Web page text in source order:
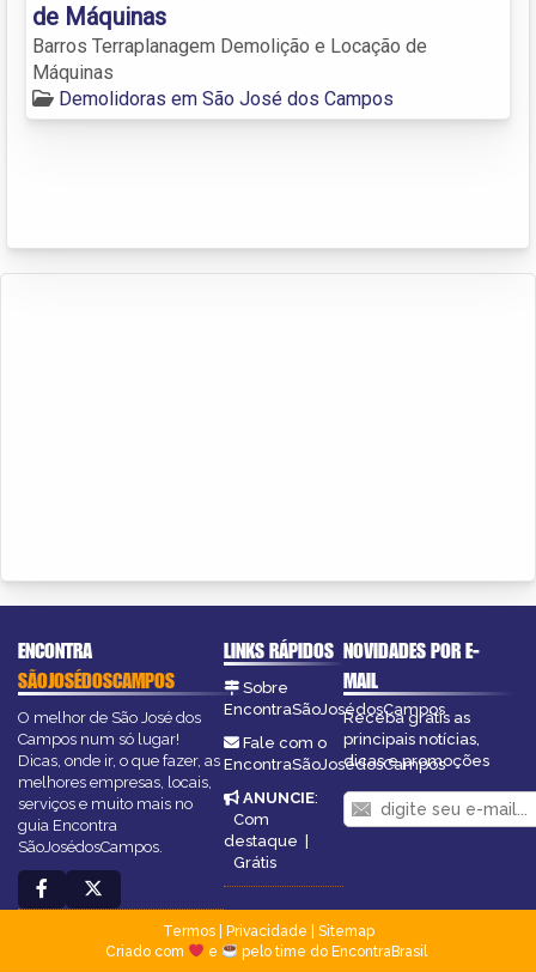
de Máquinas
Barros Terraplanagem Demolição e Locação de
Máquinas
Demolidoras em São José dos Campos
ENCONTRA
SÃOJOSÉDOSCAMPOS
O melhor de São José dos
Campos num só lugar!
Dicas, onde ir, o que fazer, as
melhores empresas, locais,
serviços e muito mais no
guia Encontra
SãoJosédosCampos.
LINKS RÁPIDOS
Sobre
EncontraSãoJosédosCampos
Fale com o
EncontraSãoJosédosCampos
ANUNCIE:
Com
destaque |
Grátis
NOVIDADES POR E-
MAIL
Receba grátis as
principais notícias,
dicas e promoções
Termos| Privacidade
Sitemap
Criado com
e pelo time do EncontraBrasil